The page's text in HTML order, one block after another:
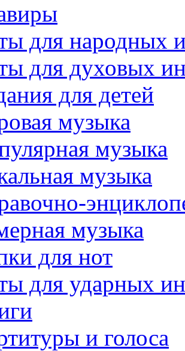
для народных
для духовых
для детей
музыка
музыка
музыка
музыка
для нот
для ударных
и голоса